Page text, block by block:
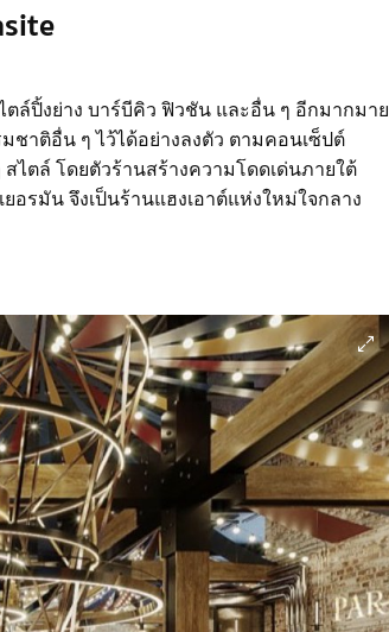
ล์ปิ้งย่าง บาร์บีคิว ฟิวชัน และอื่น ๆ อีกมากมาย
าติอื่น ๆ ไว้ได้อย่างลงตัว ตามคอนเซ็ปต์
สไตล์ โดยตัวร้านสร้างความโดดเด่นภายใต้
ยอรมัน จึงเป็นร้านแฮงเอาต์แห่งใหม่ใจกลาง